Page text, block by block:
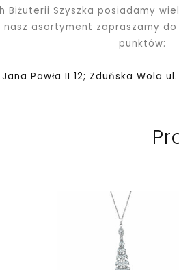
Biżuterii Szyszka posiadamy
nasz asortyment zapraszamy
punktów:
Pawła II 12; Zduńska Wola